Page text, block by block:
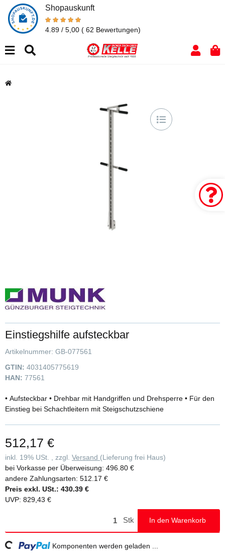
Shopauskunft
4.89 / 5,00 ( 62 Bewertungen)
Einstiegshilfe aufsteckbar
Artikelnummer: GB-077561
GTIN: 4031405775619
HAN: 77561
• Aufsteckbar • Drehbar mit Handgriffen und Drehsperre • Für den
Einstieg bei Schachtleitern mit Steigschutzschiene
512,17 €
inkl. 19% USt. , zzgl. Versand (Lieferung frei Haus)
bei Vorkasse per Überweisung: 496.80 €
andere Zahlungsarten: 512.17 €
Preis exkl. USt.: 430.39 €
UVP: 829,43 €
Stk In den Warenkorb
Komponenten werden geladen ...